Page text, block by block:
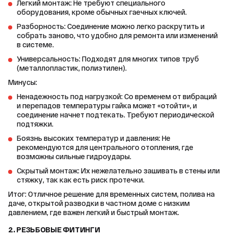
Легкий монтаж: Не требуют специального
оборудования, кроме обычных гаечных ключей.
Разборность: Соединение можно легко раскрутить и
собрать заново, что удобно для ремонта или изменений
в системе.
Универсальность: Подходят для многих типов труб
(металлопластик, полиэтилен).
Минусы:
Ненадежность под нагрузкой: Со временем от вибраций
и перепадов температуры гайка может «отойти», и
соединение начнет подтекать. Требуют периодической
подтяжки.
Боязнь высоких температур и давления: Не
рекомендуются для центрального отопления, где
возможны сильные гидроудары.
Скрытый монтаж: Их нежелательно зашивать в стены или
стяжку, так как есть риск протечки.
Итог: Отличное решение для временных систем, полива на
даче, открытой разводки в частном доме с низким
давлением, где важен легкий и быстрый монтаж.
2. РЕЗЬБОВЫЕ ФИТИНГИ